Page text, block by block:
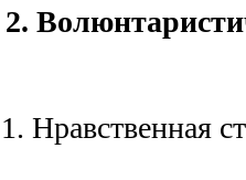
2.
1. Нравственная